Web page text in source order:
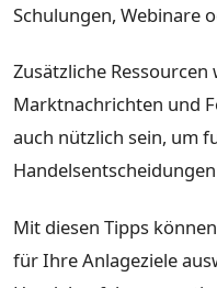
Schulungen, Webinare
Zusätzliche Ressourcen
Marktnachrichten und
auch nützlich sein, um
Mit diesen Tipps
für Ihre Anlageziele